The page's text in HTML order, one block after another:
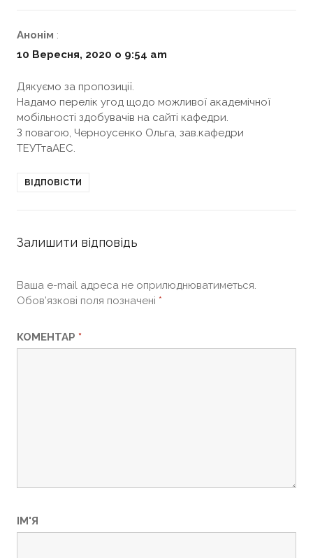
Анонім :
10 Вересня, 2020 о 9:54 am
Дякуємо за пропозиції.
Надамо перелік угод щодо можливої академічної
мобільності здобувачів на сайті кафедри.
З повагою, Черноусенко Ольга, зав.кафедри
ТЕУТтаАЕС.
ВІДПОВІСТИ
Залишити відповідь
Ваша e-mail адреса не оприлюднюватиметься.
Обов’язкові поля позначені *
КОМЕНТАР *
ІМ'Я